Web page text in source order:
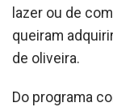
lazer ou de
queiram
de oliveira.
Do programa